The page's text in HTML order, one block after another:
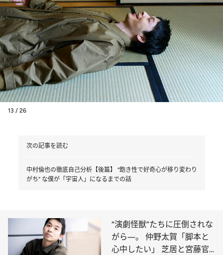
13 / 26
次の記事を読む
中村倫也の徹底自己分析【後篇】 “飽き性で好奇心が移り変わり
がち” な僕が「宇宙人」になるまでの話
“演劇怪獣”たちに圧倒されな
がら―。 仲野太賀「脚本と
心中したい」 芝居と宮藤官